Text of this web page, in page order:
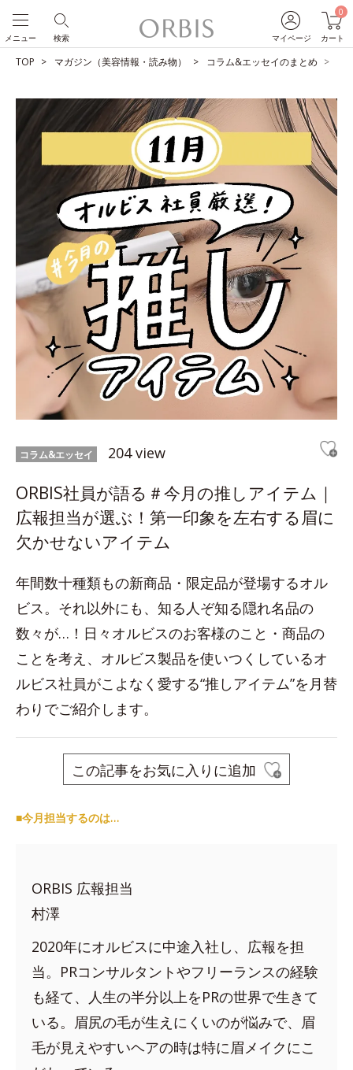
マイページ
0
カート
検索
メニュー
TOP マガジン（美容情報・読み物） コラム&エッセイのまとめ
コラム&エッセイ 204 view
ORBIS社員が語る＃今月の推しアイテム｜
広報担当が選ぶ！第一印象を左右する眉に
欠かせないアイテム
年間数十種類もの新商品・限定品が登場するオル
ビス。それ以外にも、知る人ぞ知る隠れ名品の
数々が…！日々オルビスのお客様のこと・商品の
ことを考え、オルビス製品を使いつくしているオ
ルビス社員がこよなく愛する“推しアイテム”を月替
わりでご紹介します。
この記事をお気に入りに追加
■今月担当するのは…
ORBIS 広報担当
村澤
2020年にオルビスに中途入社し、広報を担
当。PRコンサルタントやフリーランスの経験
も経て、人生の半分以上をPRの世界で生きて
いる。眉尻の毛が生えにくいのが悩みで、眉
毛が見えやすいヘアの時は特に眉メイクにこ